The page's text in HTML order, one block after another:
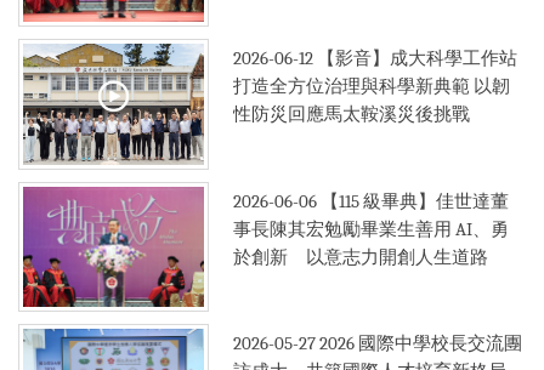
2022年
2021年
2020年
2019年
2026-06-12
【影音】成大科學工作站
打造全方位治理與科學新典範 以韌
性防災回應馬太鞍溪災後挑戰
2026-06-06
【115 級畢典】佳世達董
事長陳其宏勉勵畢業生善用 AI、勇
於創新 以意志力開創人生道路
2026-05-272026 國際中學校長交流團